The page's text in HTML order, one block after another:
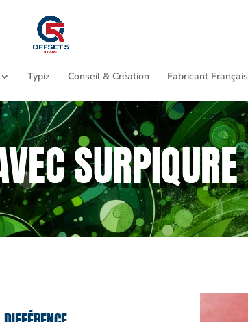
Typiz Conseil & Création Fabricant Français
SURPIQURE